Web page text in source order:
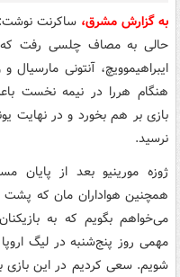
به‌ گزارش ‌مشرق، ساکرنت
حالی به مصاف چلسی رفت که
ایبراهیموویچ، آنتونی
هنگام هررا در نیمه نخست
بازی بر هم بخورد و در نهایت
نرسید.
ژوزه مورینیو بعد از پایان
همچنین هواداران مان که پشت
می‌خواهم بگویم که به
مهمی روز پنج‌شنبه در لیگ اروپا
شویم. سعی کردیم در این بازی